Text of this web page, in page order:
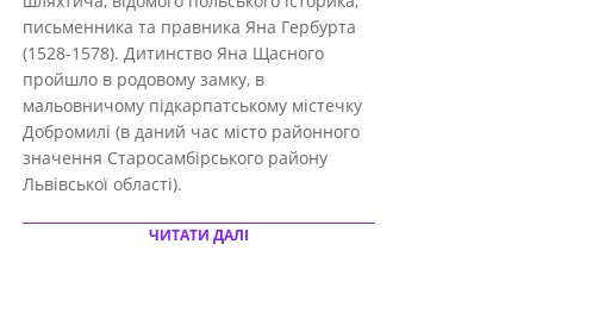
письменника та правника Яна Гербурта
(1528-1578). Дитинство Яна Щасного
пройшло в родовому замку, в
мальовничому підкарпатському містечку
Добромилі (в даний час місто районного
значення Старосамбірського району
Львівської області).
ЧИТАТИ ДАЛІ